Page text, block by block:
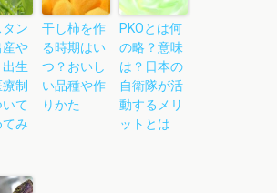
ン
産や
生
制
いて
てみ
干し柿を作
る時期はい
つ？おいし
い品種や作
りかた
PKOとは何
の略？意味
は？日本の
自衛隊が活
動するメリ
ットとは